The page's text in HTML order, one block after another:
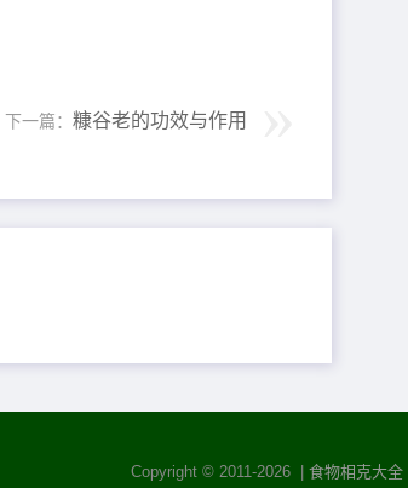
下一篇： 糠谷老的功效与作用
Copyright © 2011-2026 |食物相克大全